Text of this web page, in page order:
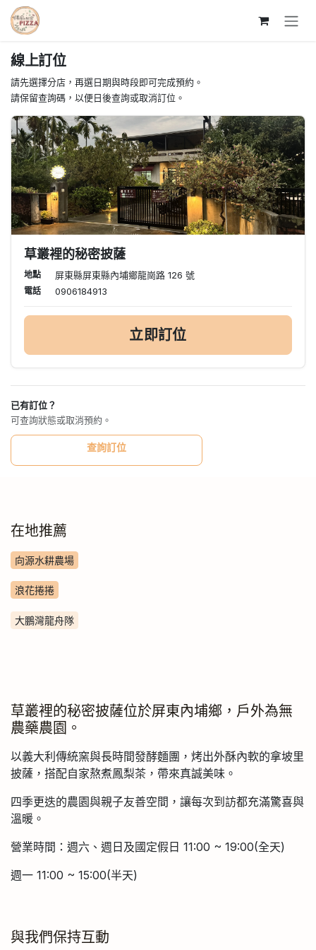
跳至內容
線上訂位
請先選擇分店，再選日期與時段即可完成預約。
請保留查詢碼，以便日後查詢或取消訂位。
草叢裡的秘密披薩
地點 屏東縣屏東縣內埔鄉龍崗路 126 號
電話 0906184913
立即訂位
已有訂位？
可查詢狀態或取消預約。
查詢訂位
在地推薦
向源水耕農場
浪花捲捲
大鵬灣龍舟隊
草叢裡的秘密披薩位於屏東內埔鄉，戶外為無
農藥農園。
以義大利傳統窯與長時間發酵麵團，烤出外酥內軟的拿坡里
披薩，搭配自家熬煮鳳梨茶，帶來真誠美味。
四季更迭的農園與親子友善空間，讓每次到訪都充滿驚喜與
溫暖。
營業時間：週六、週日及國定假日 11:00 ~ 19:00(全天)
週一 11:00 ~ 15:00(半天)
與我們保持互動